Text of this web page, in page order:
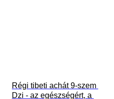
Régi tibeti achát 9-szem
Dzi - az egészségért, a